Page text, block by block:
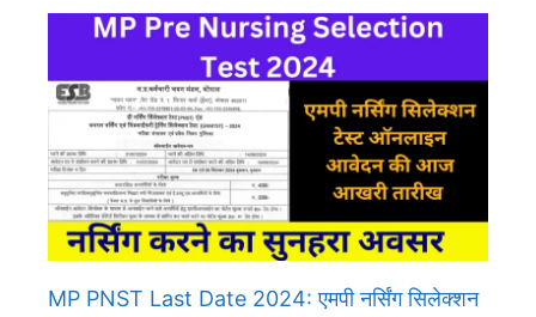
MP PNST Last Date 2024: एमपी नर्सिंग सिलेक्शन